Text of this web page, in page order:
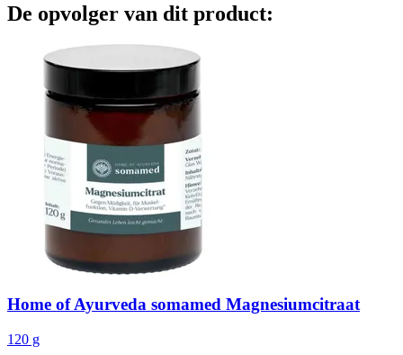
De opvolger van dit product:
Home of Ayurveda somamed Magnesiumcitraat
120 g